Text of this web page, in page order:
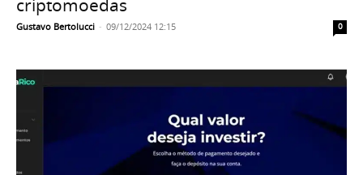
Gustavo Bertolucci - 09/12/2024 12:15 0